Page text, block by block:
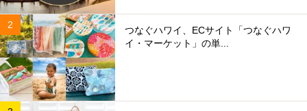
つなぐハワイ、ECサイト「つなぐハワ
イ・マーケット」の単...